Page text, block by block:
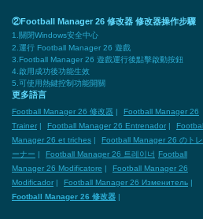
②Football Manager 26 修改器 修改器操作步驟
1.關閉Windows安全中心
2.運行 Football Manager 26 遊戲
3.Football Manager 26 遊戲運行後點擊啟動按鈕
4.啟用成功後功能生效
5.可使用熱鍵控制功能開關
更多語言
Football Manager 26 修改器
Football Manager 26
Trainer
Football Manager 26 Entrenador
Football
Manager 26 et triches
Football Manager 26 のトレ
ーナー
Football Manager 26 트레이너
Football
Manager 26 Modificatore
Football Manager 26
Modificador
Football Manager 26 Изменитель
Football Manager 26 修改器